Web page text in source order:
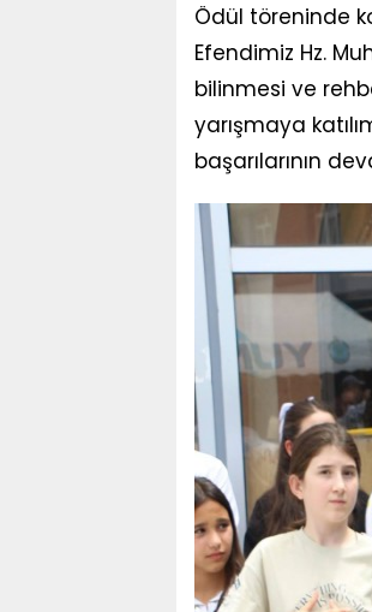
Ödül töreninde
Efendimiz Hz.
bilinmesi ve
yarışmaya
başarılarının